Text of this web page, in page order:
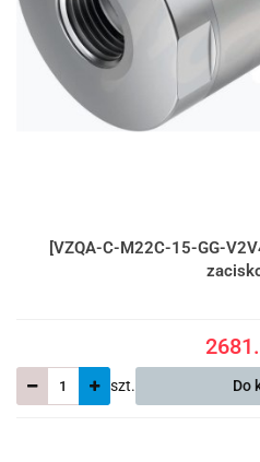
[VZQA-C-M22C-15-GG-
szt. Do